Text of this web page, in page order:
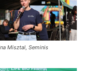
Misztal, Seminis